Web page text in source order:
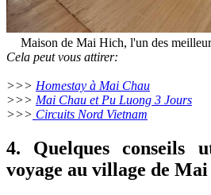
Maison de Mai Hich, l'un des
Cela peut vous attirer:
>>> Homestay à Mai Chau
>>> Mai Chau et Pu Luong 3 Jours
>>> Circuits Nord Vietnam
4. Quelques conseils
voyage au village de